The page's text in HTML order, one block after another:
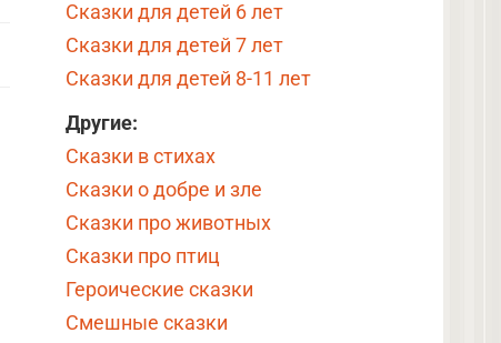
Сказки для детей 6 лет
Сказки для детей 7 лет
Сказки для детей 8-11 лет
Другие:
Сказки в стихах
Сказки о добре и зле
Сказки про животных
Сказки про птиц
Героические сказки
Смешные сказки